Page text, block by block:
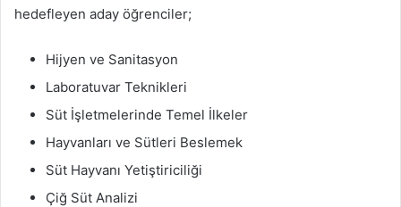
hedefleyen aday öğrenciler;
Hijyen ve Sanitasyon
Laboratuvar Teknikleri
Süt İşletmelerinde Temel İlkeler
Hayvanları ve Sütleri Beslemek
Süt Hayvanı Yetiştiriciliği
Çiğ Süt Analizi